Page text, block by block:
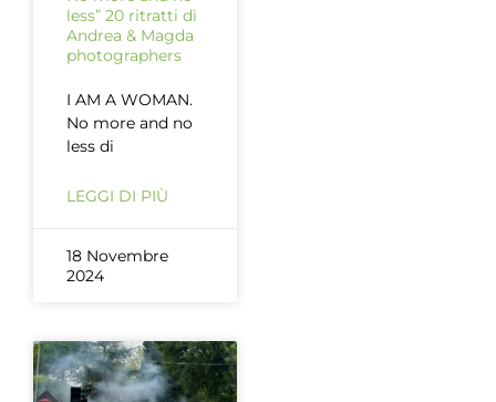
less” 20 ritratti di
Andrea & Magda
photographers
I AM A WOMAN.
No more and no
less di
LEGGI DI PIÙ
18 Novembre
2024